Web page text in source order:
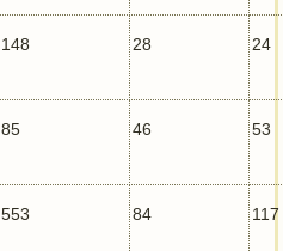
148 28 24
85 46 53
553 84 117